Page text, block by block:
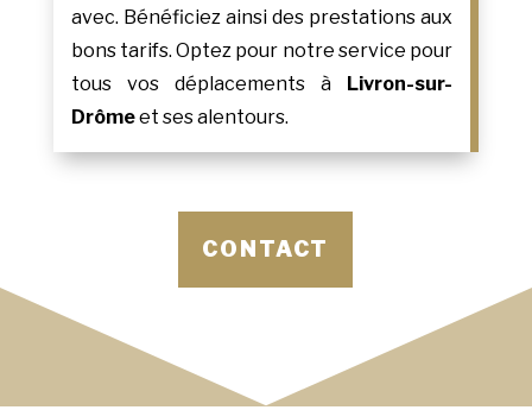
avec. Bénéficiez ainsi des prestations aux
bons tarifs. Optez pour notre service pour
tous vos déplacements à Livron-sur-
Drômeet ses alentours.
CONTACT